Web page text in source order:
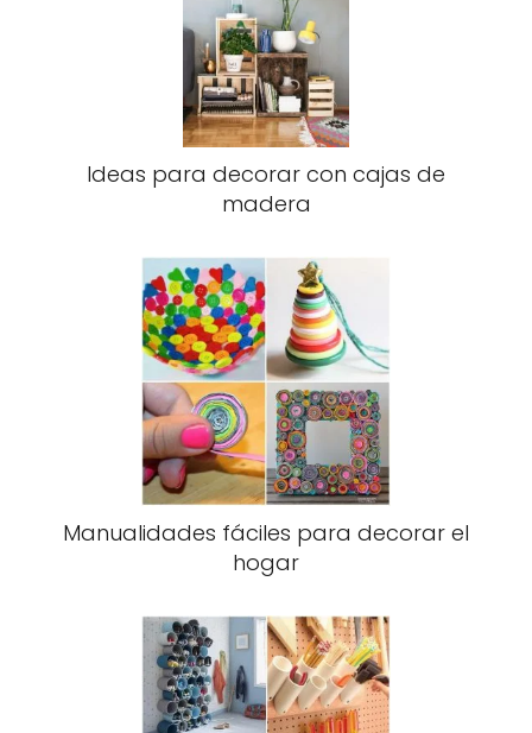
Ideas para decorar con cajas de
madera
Manualidades fáciles para decorar el
hogar